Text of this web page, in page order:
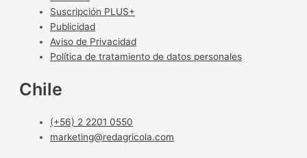
Suscripción PLUS+
Publicidad
Aviso de Privacidad
Política de tratamiento de datos personales
Chile
(+56) 2 2201 0550
marketing@redagricola.com